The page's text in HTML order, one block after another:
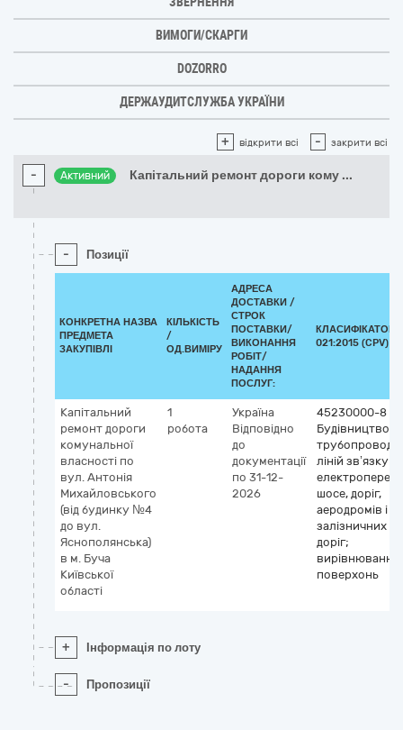
ВИМОГИ/СКАРГИ
DOZORRO
ДЕРЖАУДИТСЛУЖБА УКРАЇНИ
+ відкрити всі - закрити всі
- Активний Капітальний ремонт дороги кому ...
- Позиції
КОНКРЕТНА НАЗВА
ПРЕДМЕТА
ЗАКУПІВЛІ
КІЛЬКІСТЬ
/
ОД.ВИМІРУ
АДРЕСА
ДОСТАВКИ /
СТРОК
ПОСТАВКИ/
ВИКОНАННЯ
РОБІТ/
НАДАННЯ
ПОСЛУГ:
КЛАСИФІКАТОР
021:2015 (CPV)
Капітальний
ремонт дороги
комунальної
власності по
вул. Антонія
Михайловського
(від будинку №4
до вул.
Яснополянська)
в м. Буча
Київської
області
1
робота
Україна
Відповідно
до
документації
по 31-12-
2026
45230000-8
Будівництво
ліній зв’язку та
шосе, доріг,
аеродромів і
залізничних
доріг;
вирівнювання
поверхонь
+ Інформація по лоту
- Пропозиції